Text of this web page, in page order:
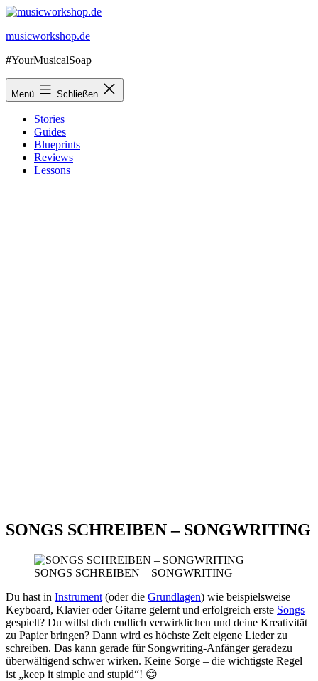
Zum
springen
musicworkshop.de
#YourMusicalSoap
Menü Schließen
Stories
Guides
Blueprints
Reviews
Lessons
SONGS SCHREIBEN – SONGWRITING
SONGS SCHREIBEN – SONGWRITING
Du hast in Instrument (oder die Grundlagen) wie beispielsweise
Keyboard, Klavier oder Gitarre gelernt und erfolgreich erste Songs
gespielt? Du willst dich endlich verwirklichen und deine Kreativität
zu Papier bringen? Dann wird es höchste Zeit eigene Lieder zu
schreiben. Das kann gerade für Songwriting-Anfänger geradezu
überwältigend schwer wirken. Keine Sorge – die wichtigste Regel
ist „keep it simple and stupid“! 😊